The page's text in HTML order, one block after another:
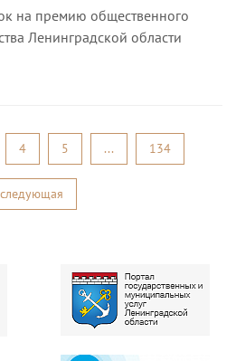
на премию общественного
Ленинградской области
4 5 ... 134
следующая